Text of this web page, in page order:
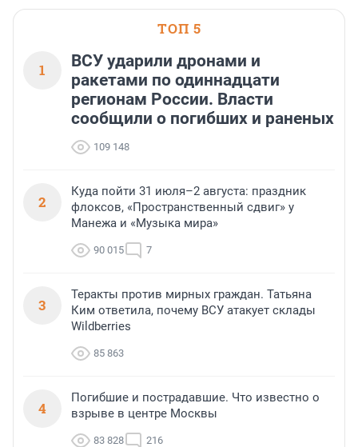
ТОП 5
1
ВСУ ударили дронами и
ракетами по одиннадцати
регионам России. Власти
сообщили о погибших и раненых
109 148
2
Куда пойти 31 июля–2 августа: праздник
флоксов, «Пространственный сдвиг» у
Манежа и «Музыка мира»
90 015 7
3
Теракты против мирных граждан. Татьяна
Ким ответила, почему ВСУ атакует склады
Wildberries
85 863
4
Погибшие и пострадавшие. Что известно о
взрыве в центре Москвы
83 828 216